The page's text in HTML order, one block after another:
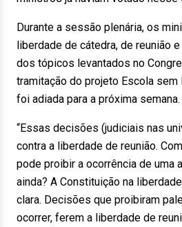
Durante a sessão plenária, os
liberdade de cátedra, de reunião
dos tópicos levantados no
tramitação do projeto Escola
foi adiada para a próxima semana.
“Essas decisões (judiciais nas
contra a liberdade de reunião.
pode proibir a ocorrência de uma
ainda? A Constituição na
clara. Decisões que proibiram
ocorrer, ferem a liberdade de